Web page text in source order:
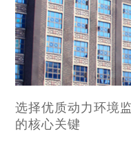
选择优质动力环境
的核心关键